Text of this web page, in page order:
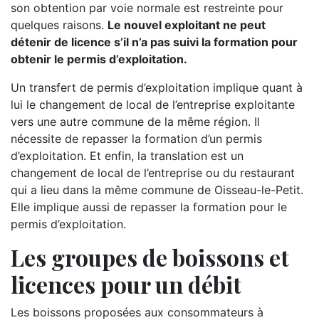
son obtention par voie normale est restreinte pour
quelques raisons. Le nouvel exploitant ne peut
détenir de licence s’il n’a pas suivi la formation pour
obtenir le permis d’exploitation.
Un transfert de permis d’exploitation implique quant à
lui le changement de local de l’entreprise exploitante
vers une autre commune de la même région. Il
nécessite de repasser la formation d’un permis
d’exploitation. Et enfin, la translation est un
changement de local de l’entreprise ou du restaurant
qui a lieu dans la même commune de Oisseau-le-Petit.
Elle implique aussi de repasser la formation pour le
permis d’exploitation.
Les groupes de boissons et
licences pour un débit
Les boissons proposées aux consommateurs à